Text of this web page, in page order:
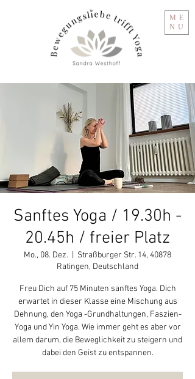
ME
NU
Sanftes Yoga / 19.30h -
20.45h / freier Platz
Mo., 08. Dez.
Straßburger Str. 14, 40878
Ratingen, Deutschland
Freu Dich auf 75 Minuten sanftes Yoga. Dich
erwartet in dieser Klasse eine Mischung aus
Dehnung, den Yoga -Grundhaltungen, Faszien-
Yoga und Yin Yoga. Wie immer geht es aber vor
allem darum, die Beweglichkeit zu steigern und
dabei den Geist zu entspannen.